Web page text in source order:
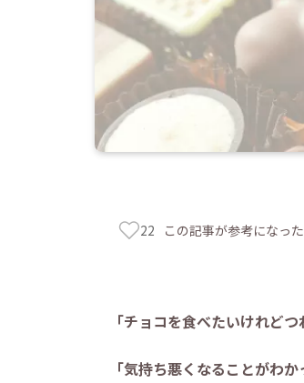
22 この記事が参考になっ
「チョコを食べたいけれど
「気持ち悪くなることがわ